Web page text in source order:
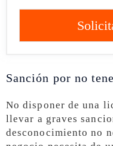
Sanción por no
No disponer de una
llevar a graves
desconocimiento no